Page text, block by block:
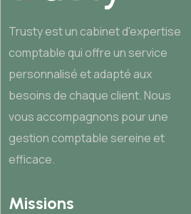
Trusty est un cabinet d'expertise
comptable qui offre un service
personnalisé et adapté aux
besoins de chaque client. Nous
vous accompagnons pour une
gestion comptable sereine et
efficace.
Missions